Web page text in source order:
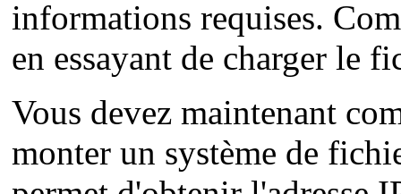
informations requises.
en essayant de charger le
Vous devez maintenant
monter un système de